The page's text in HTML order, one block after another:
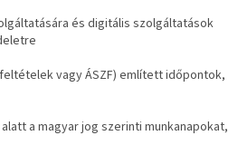
és digitális szolgáltatások
vagy ÁSZF) említett időpontok,
a magyar jog szerinti munkanapokat,